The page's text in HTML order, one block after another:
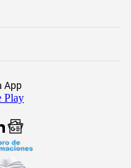
App
Play